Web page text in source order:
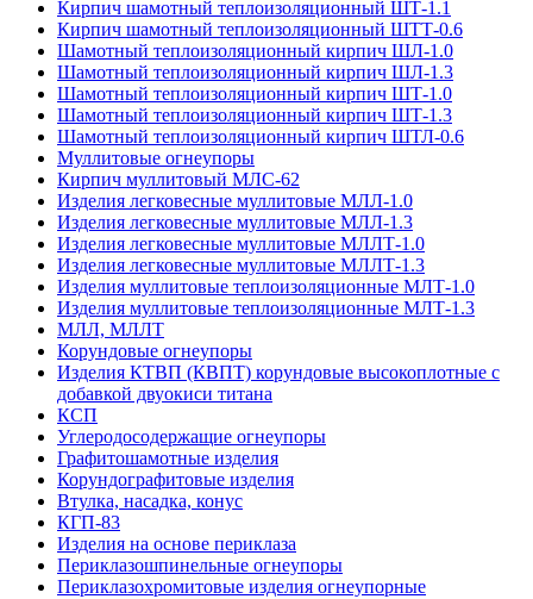
Кирпич шамотный теплоизоляционный ШТ-1.1
Кирпич шамотный теплоизоляционный ШТТ-0.6
Шамотный теплоизоляционный кирпич ШЛ-1.0
Шамотный теплоизоляционный кирпич ШЛ-1.3
Шамотный теплоизоляционный кирпич ШТ-1.0
Шамотный теплоизоляционный кирпич ШТ-1.3
Шамотный теплоизоляционный кирпич ШТЛ-0.6
Муллитовые огнеупоры
Кирпич муллитовый МЛС-62
Изделия легковесные муллитовые МЛЛ-1.0
Изделия легковесные муллитовые МЛЛ-1.3
Изделия легковесные муллитовые МЛЛТ-1.0
Изделия легковесные муллитовые МЛЛТ-1.3
Изделия муллитовые теплоизоляционные МЛТ-1.0
Изделия муллитовые теплоизоляционные МЛТ-1.3
МЛЛ, МЛЛТ
Корундовые огнеупоры
Изделия КТВП (КВПТ) корундовые высокоплотные с
добавкой двуокиси титана
КСП
Углеродо­содержащие огнеупоры
Графитошамотные изделия
Корундографитовые изделия
Втулка, насадка, конус
КГП-83
Изделия на основе периклаза
Периклазошпинельные огнеупоры
Периклазохромитовые изделия огнеупорные